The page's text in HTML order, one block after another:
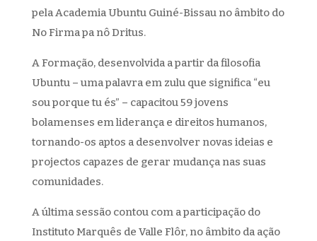
pela Academia Ubuntu Guiné-Bissau no âmbito do
No Firma pa nô Dritus.
A Formação, desenvolvida a partir da filosofia
Ubuntu – uma palavra em zulu que significa “eu
sou porque tu és” – capacitou 59 jovens
bolamenses em liderança e direitos humanos,
tornando-os aptos a desenvolver novas ideias e
projectos capazes de gerar mudança nas suas
comunidades.
A última sessão contou com a participação do
Instituto Marquês de Valle Flôr, no âmbito da ação